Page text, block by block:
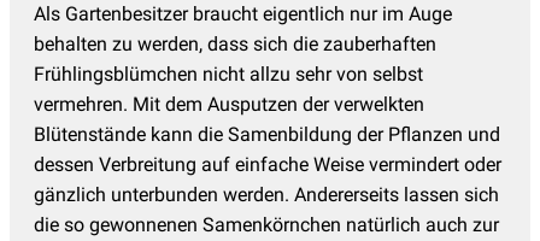
Als Gartenbesitzer braucht eigentlich nur im Auge
behalten zu werden, dass sich die zauberhaften
Frühlingsblümchen nicht allzu sehr von selbst
vermehren. Mit dem Ausputzen der verwelkten
Blütenstände kann die Samenbildung der Pflanzen und
dessen Verbreitung auf einfache Weise vermindert oder
gänzlich unterbunden werden. Andererseits lassen sich
die so gewonnenen Samenkörnchen natürlich auch zur